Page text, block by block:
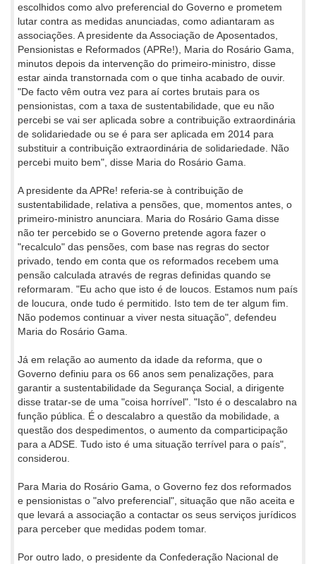
escolhidos como alvo preferencial do Governo e prometem
lutar contra as medidas anunciadas, como adiantaram as
associações. A presidente da Associação de Aposentados,
Pensionistas e Reformados (APRe!), Maria do Rosário Gama,
minutos depois da intervenção do primeiro-ministro, disse
estar ainda transtornada com o que tinha acabado de ouvir.
"De facto vêm outra vez para aí cortes brutais para os
pensionistas, com a taxa de sustentabilidade, que eu não
percebi se vai ser aplicada sobre a contribuição extraordinária
de solidariedade ou se é para ser aplicada em 2014 para
substituir a contribuição extraordinária de solidariedade. Não
percebi muito bem", disse Maria do Rosário Gama.
A presidente da APRe! referia-se à contribuição de
sustentabilidade, relativa a pensões, que, momentos antes, o
primeiro-ministro anunciara. Maria do Rosário Gama disse
não ter percebido se o Governo pretende agora fazer o
"recalculo" das pensões, com base nas regras do sector
privado, tendo em conta que os reformados recebem uma
pensão calculada através de regras definidas quando se
reformaram. "Eu acho que isto é de loucos. Estamos num país
de loucura, onde tudo é permitido. Isto tem de ter algum fim.
Não podemos continuar a viver nesta situação", defendeu
Maria do Rosário Gama.
Já em relação ao aumento da idade da reforma, que o
Governo definiu para os 66 anos sem penalizações, para
garantir a sustentabilidade da Segurança Social, a dirigente
disse tratar-se de uma "coisa horrível". "Isto é o descalabro na
função pública. É o descalabro a questão da mobilidade, a
questão dos despedimentos, o aumento da comparticipação
para a ADSE. Tudo isto é uma situação terrível para o país",
considerou.
Para Maria do Rosário Gama, o Governo fez dos reformados
e pensionistas o "alvo preferencial", situação que não aceita e
que levará a associação a contactar os seus serviços jurídicos
para perceber que medidas podem tomar.
Por outro lado, o presidente da Confederação Nacional de